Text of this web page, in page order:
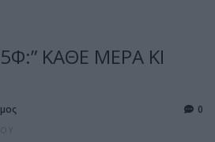
ΚΑΘΕ ΜΕΡΑ ΚΙ
0